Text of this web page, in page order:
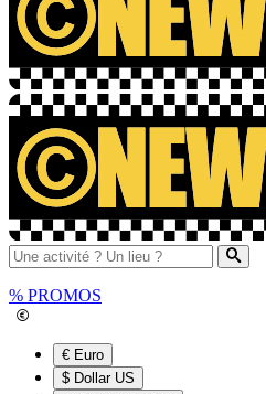
% PROMOS
€ Euro
$ Dollar US